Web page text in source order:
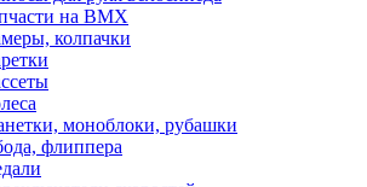
на BMX
колпачки
моноблоки, рубашки
флиппера